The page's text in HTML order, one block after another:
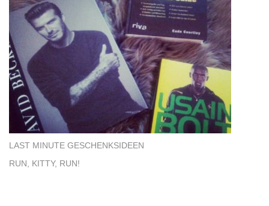
LAST MINUTE GESCHENKSIDEEN
RUN, KITTY, RUN!